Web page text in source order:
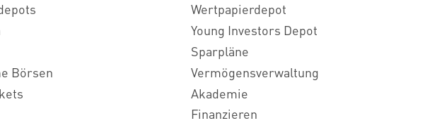
Börsen
Wertpapierdepot
Young Investors Depot
Sparpläne
Vermögensverwaltung
Akademie
Finanzieren